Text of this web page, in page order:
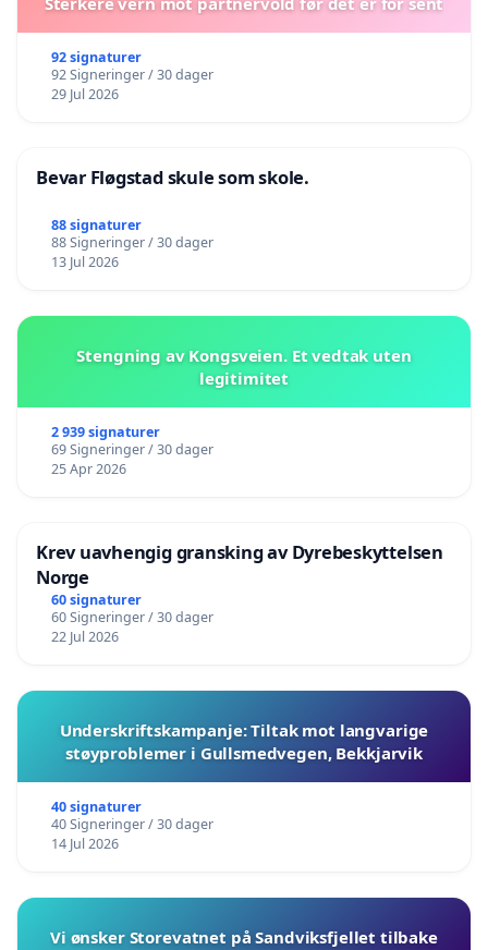
92 signaturer
92 Signeringer / 30 dager
29 Jul 2026
Bevar Fløgstad skule som skole.
88 signaturer
88 Signeringer / 30 dager
13 Jul 2026
Stengning av Kongsveien. Et vedtak uten
legitimitet
2 939 signaturer
69 Signeringer / 30 dager
25 Apr 2026
Krev uavhengig gransking av Dyrebeskyttelsen
Norge
60 signaturer
60 Signeringer / 30 dager
22 Jul 2026
Underskriftskampanje: Tiltak mot langvarige
støyproblemer i Gullsmedvegen, Bekkjarvik
40 signaturer
40 Signeringer / 30 dager
14 Jul 2026
Vi ønsker Storevatnet på Sandviksfjellet tilbake